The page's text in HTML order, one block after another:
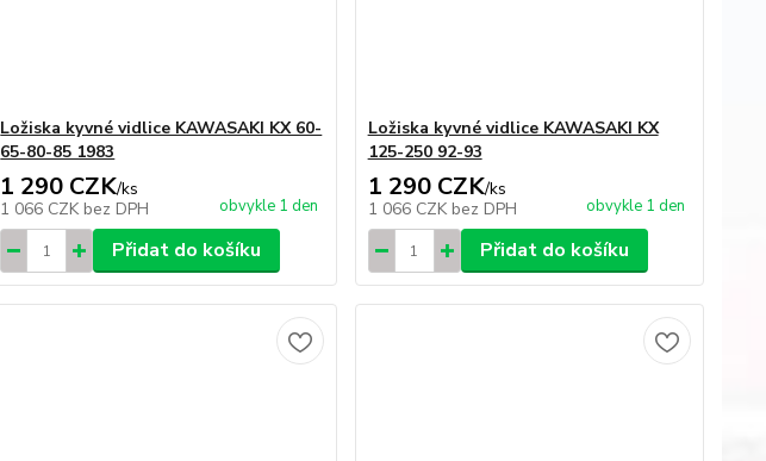
Ložiska kyvné vidlice KAWASAKI KX 60-
65-80-85 1983
1 290 CZK/ks
1 066 CZK bez DPH obvykle 1 den
Přidat do košíku
Ložiska kyvné vidlice KAWASAKI KX
125-250 92-93
1 290 CZK/ks
1 066 CZK bez DPH obvykle 1 den
Přidat do košíku